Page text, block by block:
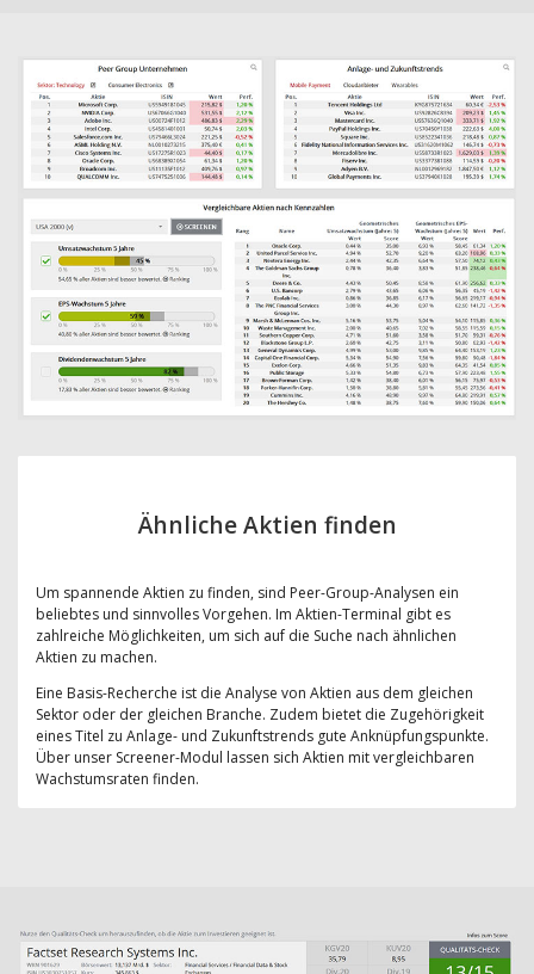
Ähnliche Aktien finden
Um spannende Aktien zu finden, sind Peer-Group-Analysen ein
beliebtes und sinnvolles Vorgehen. Im Aktien-Terminal gibt es
zahlreiche Möglichkeiten, um sich auf die Suche nach ähnlichen
Aktien zu machen.
Eine Basis-Recherche ist die Analyse von Aktien aus dem gleichen
Sektor oder der gleichen Branche. Zudem bietet die Zugehörigkeit
eines Titel zu Anlage- und Zukunftstrends gute Anknüpfungspunkte.
Über unser Screener-Modul lassen sich Aktien mit vergleichbaren
Wachstumsraten finden.